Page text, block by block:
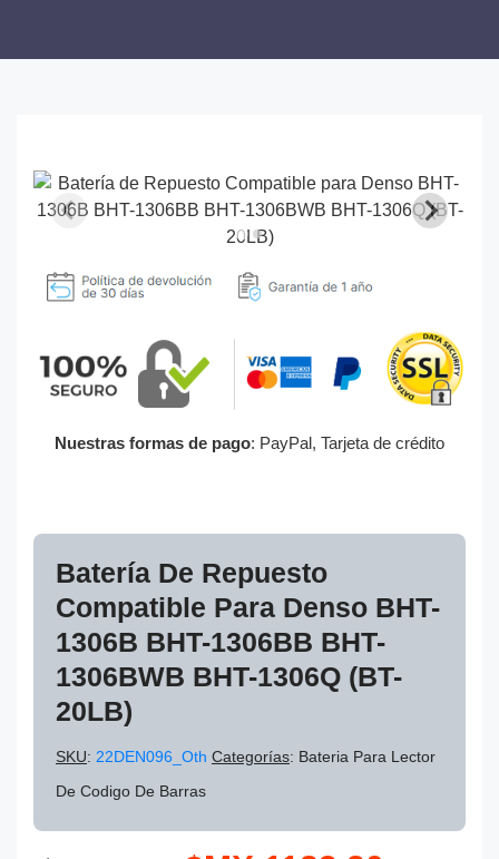
Nuestras formas de pago: PayPal, Tarjeta de crédito
Batería De Repuesto
Compatible Para Denso BHT-
1306B BHT-1306BB BHT-
1306BWB BHT-1306Q (BT-
20LB)
SKU: 22DEN096_Oth Categorías: Bateria Para Lector
De Codigo De Barras